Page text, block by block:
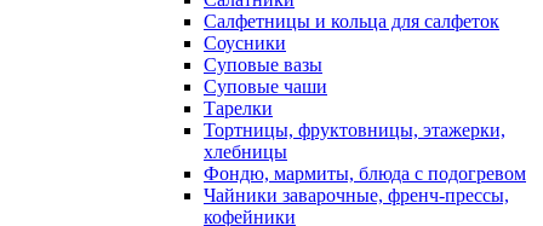
Салфетницы и кольца для салфеток
Соусники
Суповые вазы
Суповые чаши
Тарелки
Тортницы, фруктовницы, этажерки,
хлебницы
Фондю, мармиты, блюда с подогревом
Чайники заварочные, френч-прессы,
кофейники